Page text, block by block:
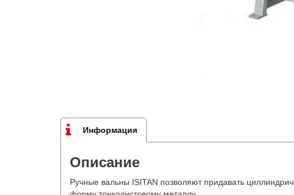
Информация
Описание
Ручные вальны ISITAN позволяют придавать